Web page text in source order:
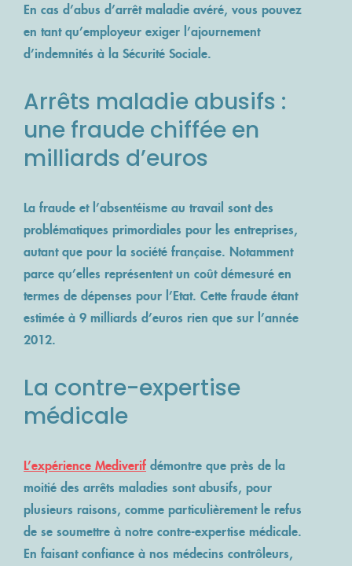
En cas d’abus d’arrêt maladie avéré, vous pouvez
en tant qu’employeur exiger l’ajournement
d’indemnités à la Sécurité Sociale.
Arrêts maladie abusifs :
une fraude chiffée en
milliards d’euros
La fraude et l’absentéisme au travail sont des
problématiques primordiales pour les entreprises,
autant que pour la société française. Notamment
parce qu’elles représentent un coût démesuré en
termes de dépenses pour l’Etat. Cette fraude étant
estimée à 9 milliards d’euros rien que sur l’année
2012.
La contre-expertise
médicale
L’expérience Mediverif démontre que près de la
moitié des arrêts maladies sont abusifs, pour
plusieurs raisons, comme particulièrement le refus
de se soumettre à notre contre-expertise médicale.
En faisant confiance à nos médecins contrôleurs,